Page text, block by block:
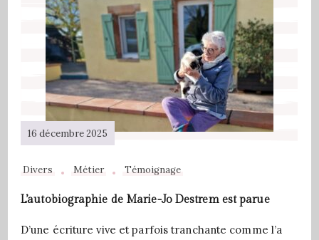
16 décembre 2025
Divers Métier Témoignage
L’autobiographie de Marie-Jo Destrem est parue
D’une écriture vive et parfois tranchante comme l’a